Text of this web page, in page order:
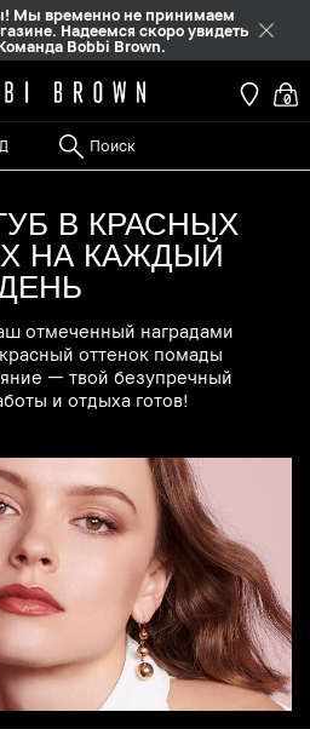
Мы временно не принимаем
Надеемся скоро увидеть
Bobbi Brown.
0
В КРАСНЫХ
НА КАЖДЫЙ
ДЕНЬ
отмеченный наградами
оттенок помады
— твой безупречный
и отдыха готов!